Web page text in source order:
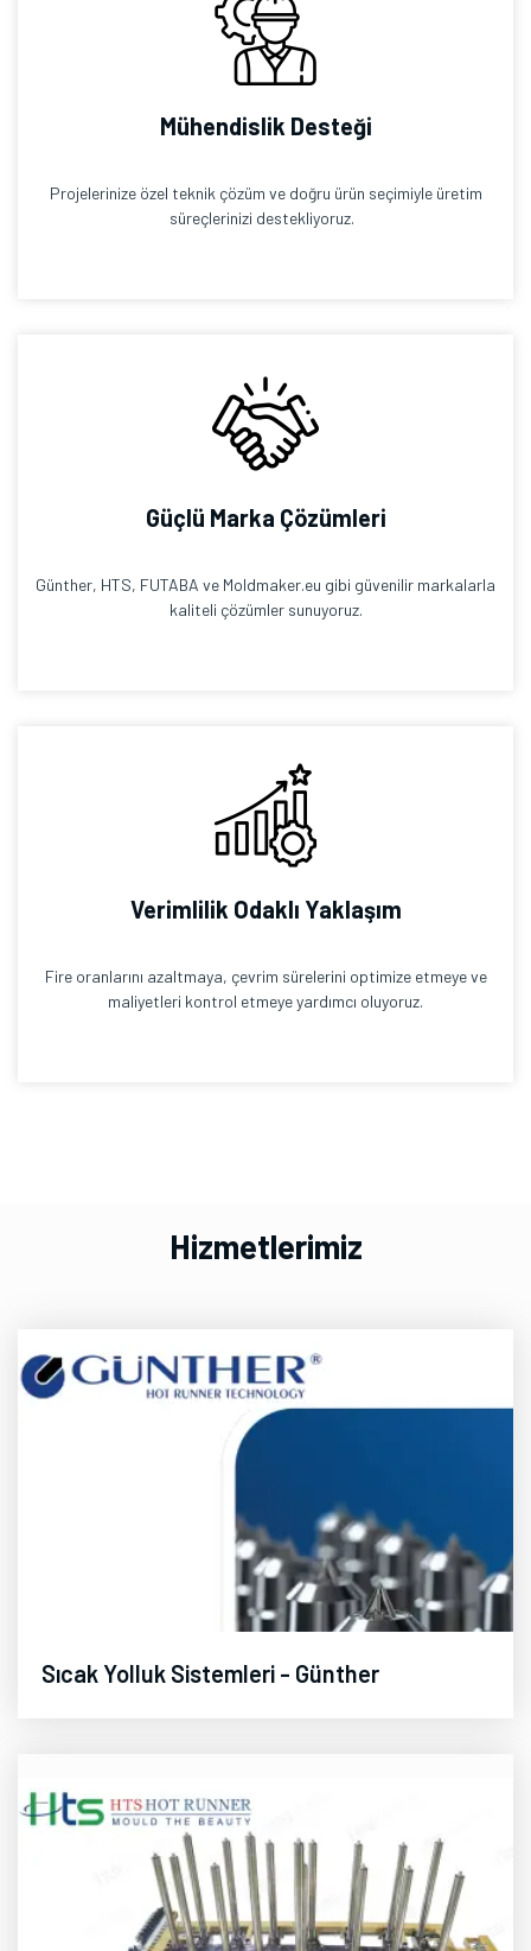
Mühendislik Desteği
Projelerinize özel teknik çözüm ve doğru ürün seçimiyle üretim
süreçlerinizi destekliyoruz.
Güçlü Marka Çözümleri
Günther, HTS, FUTABA ve Moldmaker.eu gibi güvenilir markalarla
kaliteli çözümler sunuyoruz.
Verimlilik Odaklı Yaklaşım
Fire oranlarını azaltmaya, çevrim sürelerini optimize etmeye ve
maliyetleri kontrol etmeye yardımcı oluyoruz.
Hizmetlerimiz
Sıcak Yolluk Sistemleri - Günther